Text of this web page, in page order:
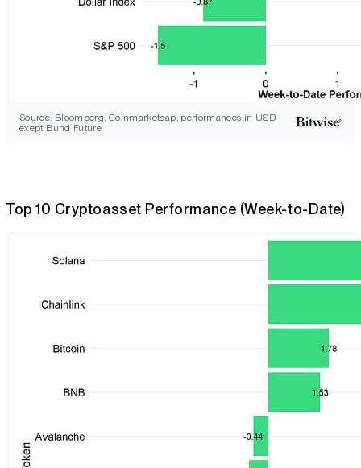
Source: Bloomberg, Coinmarketcap; performances in USD
exept Bund Future
Top 10 Cryptoasset Performance (Week-to-Date)